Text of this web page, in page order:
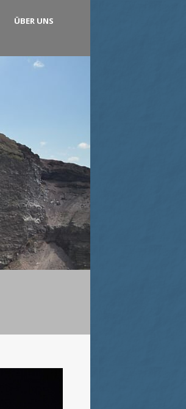
ÜBER UNS